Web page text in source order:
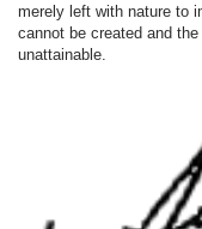
merely left with nature to
cannot be created and
unattainable.